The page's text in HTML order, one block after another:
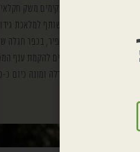
במשפחות חקלאיות ומקימים משק חקלאי
מגיל צעיר צביקה היה שותף למלאכת
שהקים אביו, ישי אופיר, בכפר חגלה
לאחר נישואיו להדס, ביקש מאביו 100
השנים המכוורת גדלה ומונה כיום כ-800 כוורות.